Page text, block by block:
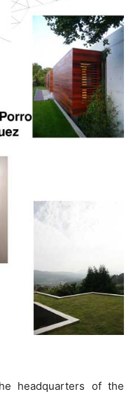
headquarters of the